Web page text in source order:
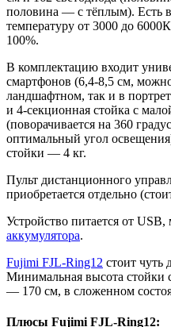
половина — с тёплым). Есть
температуру от 3000 до
100%.
В комплектацию входит
смартфонов (6,4-8,5 см,
ландшафтном, так и в
и 4-секционная стойка с
(поворачивается на 360
оптимальный угол
стойки — 4 кг.
Пульт дистанционного
приобретается отдельно
Устройство питается от
аккумулятора.
Fujimi FJL-Ring12 стоит чуть
Минимальная высота
— 170 см, в сложенном
Плюсы Fujimi FJL-Ring12: